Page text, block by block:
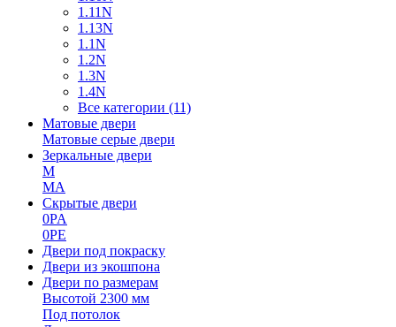
1.11N
1.13N
1.1N
1.2N
1.3N
1.4N
Все категории (11)
Матовые двери
Матовые серые двери
Зеркальные двери
M
MA
Скрытые двери
0PA
0PE
Двери под покраску
Двери из экошпона
Двери по размерам
Высотой 2300 мм
Под потолок